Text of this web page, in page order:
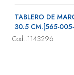
TABLERO DE
30.5 CM.[565-
Cod.:1143296